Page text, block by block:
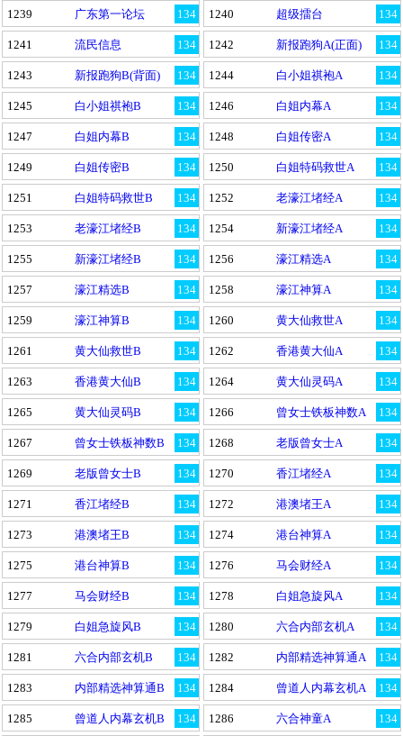
134
1239 广东第一论坛 134
1240 超级擂台
134
1241 流民信息 134
1242 新报跑狗A(正面)
134
1243 新报跑狗B(背面) 134
1244 白小姐祺袍A
134
1245 白小姐祺袍B 134
1246 白姐内幕A
134
1247 白姐内幕B 134
1248 白姐传密A
134
1249 白姐传密B 134
1250 白姐特码救世A
134
1251 白姐特码救世B 134
1252 老濠江堵经A
134
1253 老濠江堵经B 134
1254 新濠江堵经A
134
1255 新濠江堵经B 134
1256 濠江精选A
134
1257 濠江精选B 134
1258 濠江神算A
134
1259 濠江神算B 134
1260 黄大仙救世A
134
1261 黄大仙救世B 134
1262 香港黄大仙A
134
1263 香港黄大仙B 134
1264 黄大仙灵码A
134
1265 黄大仙灵码B 134
1266 曾女士铁板神数A
134
1267 曾女士铁板神数B 134
1268 老版曾女士A
134
1269 老版曾女士B 134
1270 香江堵经A
134
1271 香江堵经B 134
1272 港澳堵王A
134
1273 港澳堵王B 134
1274 港台神算A
134
1275 港台神算B 134
1276 马会财经A
134
1277 马会财经B 134
1278 白姐急旋风A
134
1279 白姐急旋风B 134
1280 六合内部玄机A
134
1281 六合内部玄机B 134
1282 内部精选神算通A
134
1283 内部精选神算通B 134
1284 曾道人内幕玄机A
134
1285 曾道人内幕玄机B 134
1286 六合神童A